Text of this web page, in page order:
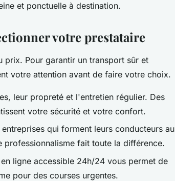
et ponctuelle à destination.
votre prestataire
prix. Pour garantir un transport sûr et
votre attention avant de faire votre choix.
leur propreté et l'entretien régulier. Des
votre sécurité et votre confort.
qui forment leurs conducteurs au
fait toute la différence.
ligne accessible 24h/24 vous permet de
pour des courses urgentes.